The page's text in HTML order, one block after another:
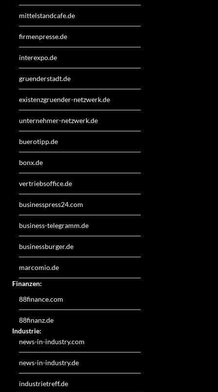
mittelstandcafe.de
firmenpresse.de
interexpo.de
gruenderstadt.de
existenzgruender-netzwerk.de
unternehmer-netzwerk.de
buerotipp.de
bonx.de
vertriebsoffice.de
businesspress24.com
business-telegramm.de
businessburger.de
marcomio.de
Finanzen:
88finance.com
88finanz.de
Industrie:
news-in-industry.com
news-in-industry.de
industrietreff.de